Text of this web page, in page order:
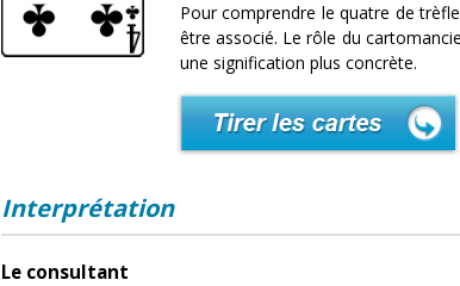
Pour comprendre le quatre de
être associé. Le rôle du
une signification plus concrète.
Interprétation
Le consultant